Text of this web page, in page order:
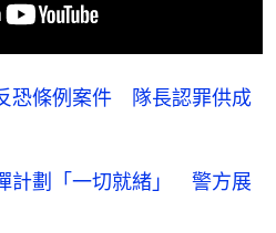
恐條例案件 隊長認罪供成
計劃「一切就緒」 警方展